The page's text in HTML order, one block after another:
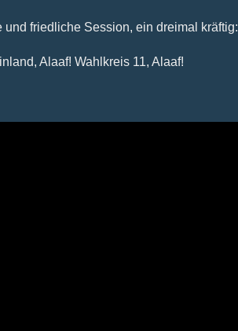
und friedliche Session, ein dreimal kräftig:
Alaaf! Wahlkreis 11, Alaaf!